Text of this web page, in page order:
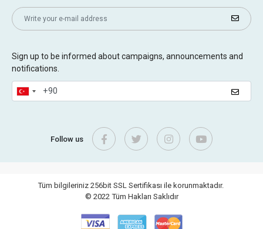
Sign up to be informed about campaigns, announcements and
notifications.
Follow us
Tüm bilgileriniz 256bit SSL Sertifikası ile korunmaktadır.
© 2022 Tüm Hakları Saklıdır